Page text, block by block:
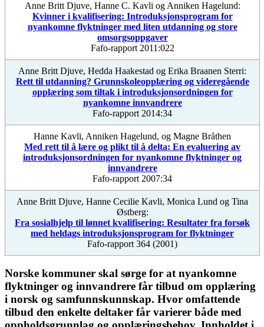
Anne Britt Djuve, Hanne C. Kavli og Anniken Hagelund:
Kvinner i kvalifisering: Introduksjonsprogram for
nyankomne flyktninger med liten utdanning og store
omsorgsoppgaver
Fafo-rapport 2011:022
Anne Britt Djuve, Hedda Haakestad og Erika Braanen Sterri:
Rett til utdanning? Grunnskoleopplæring og videregående
opplæring som tiltak i introduksjonsordningen for
nyankomne innvandrere
Fafo-rapport 2014:34
Hanne Kavli, Anniken Hagelund, og Magne Bråthen
Med rett til å lære og plikt til å delta: En evaluering av
introduksjonsordningen for nyankomne flyktninger og
innvandrere
Fafo-rapport 2007:34
Anne Britt Djuve, Hanne Cecilie Kavli, Monica Lund og Tina
Østberg:
Fra sosialhjelp til lønnet kvalifisering: Resultater fra forsøk
med heldags introduksjonsprogram for flyktninger
Fafo-rapport 364 (2001)
Norske kommuner skal sørge for at nyankomne
flyktninger og innvandrere får tilbud om opplæring
i norsk og samfunnskunnskap. Hvor omfattende
tilbud den enkelte deltaker får varierer både med